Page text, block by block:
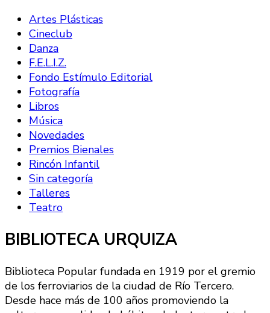
Artes Plásticas
Cineclub
Danza
F.E.L.I.Z.
Fondo Estímulo Editorial
Fotografía
Libros
Música
Novedades
Premios Bienales
Rincón Infantil
Sin categoría
Talleres
Teatro
BIBLIOTECA URQUIZA
Biblioteca Popular fundada en 1919 por el gremio
de los ferroviarios de la ciudad de Río Tercero.
Desde hace más de 100 años promoviendo la